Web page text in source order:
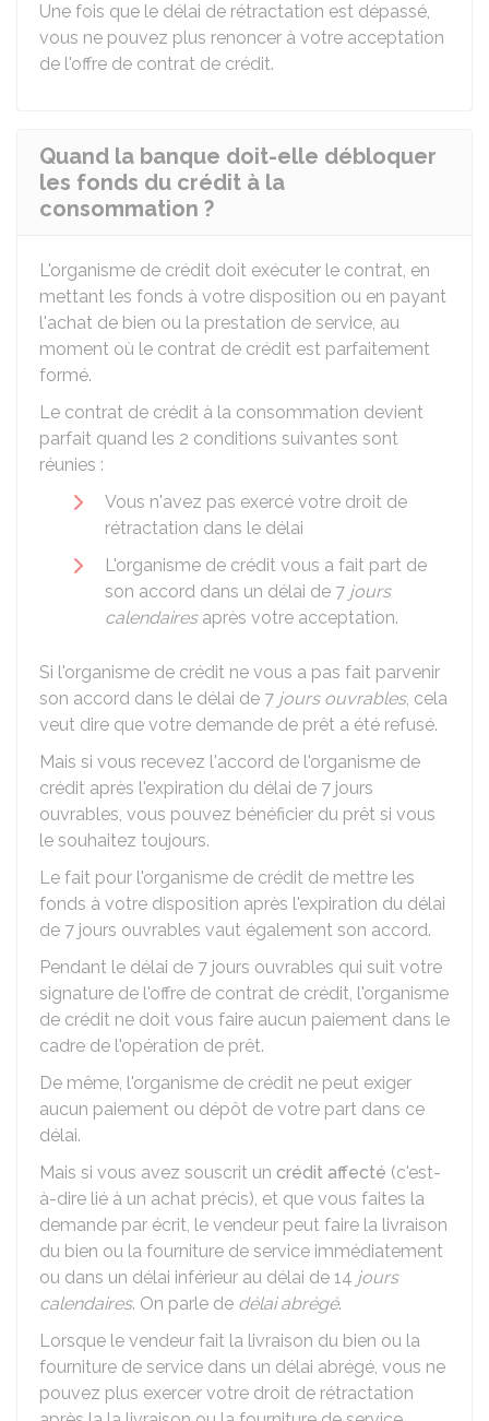
Une fois que le délai de rétractation est dépassé,
vous ne pouvez plus renoncer à votre acceptation
de l'offre de contrat de crédit.
Quand la banque doit-elle débloquer
les fonds du crédit à la
consommation ?
L'organisme de crédit doit exécuter le contrat, en
mettant les fonds à votre disposition ou en payant
l'achat de bien ou la prestation de service, au
moment où le contrat de crédit est parfaitement
formé.
Le contrat de crédit à la consommation devient
parfait quand les 2 conditions suivantes sont
réunies :
Vous n'avez pas exercé votre droit de
rétractation dans le délai
L'organisme de crédit vous a fait part de
son accord dans un délai de 7 jours
calendairesaprès votre acceptation.
Si l'organisme de crédit ne vous a pas fait parvenir
son accord dans le délai de 7 jours ouvrables, cela
veut dire que votre demande de prêt a été refusé.
Mais si vous recevez l'accord de l'organisme de
crédit après l'expiration du délai de 7 jours
ouvrables, vous pouvez bénéficier du prêt si vous
le souhaitez toujours.
Le fait pour l'organisme de crédit de mettre les
fonds à votre disposition après l'expiration du délai
de 7 jours ouvrables vaut également son accord.
Pendant le délai de 7 jours ouvrables qui suit votre
signature de l'offre de contrat de crédit, l'organisme
de crédit ne doit vous faire aucun paiement dans le
cadre de l'opération de prêt.
De même, l'organisme de crédit ne peut exiger
aucun paiement ou dépôt de votre part dans ce
délai.
Mais si vous avez souscrit un crédit affecté (c'est-
à-dire lié à un achat précis), et que vous faites la
demande par écrit, le vendeur peut faire la livraison
du bien ou la fourniture de service immédiatement
ou dans un délai inférieur au délai de 14 jours
calendaires. On parle de délai abrégé.
Lorsque le vendeur fait la livraison du bien ou la
fourniture de service dans un délai abrégé, vous ne
pouvez plus exercer votre droit de rétractation